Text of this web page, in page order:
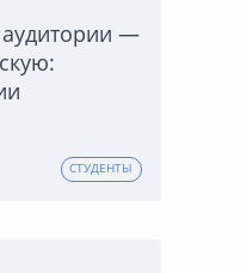
аудитории —
СТУДЕНТЫ